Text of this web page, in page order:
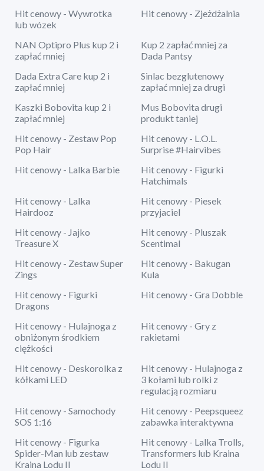
Hit cenowy - Wywrotka
lub wózek
Hit cenowy - Zjeżdżalnia
NAN Optipro Plus kup 2 i
zapłać mniej
Kup 2 zapłać mniej za
Dada Pantsy
Dada Extra Care kup 2 i
zapłać mniej
Sinlac bezglutenowy
zapłać mniej za drugi
Kaszki Bobovita kup 2 i
zapłać mniej
Mus Bobovita drugi
produkt taniej
Hit cenowy - Zestaw Pop
Pop Hair
Hit cenowy - L.O.L.
Surprise #Hairvibes
Hit cenowy - Lalka Barbie
Hit cenowy - Figurki
Hatchimals
Hit cenowy - Lalka
Hairdooz
Hit cenowy - Piesek
przyjaciel
Hit cenowy - Jajko
Treasure X
Hit cenowy - Pluszak
Scentimal
Hit cenowy - Zestaw Super
Zings
Hit cenowy - Bakugan
Kula
Hit cenowy - Figurki
Dragons
Hit cenowy - Gra Dobble
Hit cenowy - Hulajnoga z
obniżonym środkiem
ciężkości
Hit cenowy - Gry z
rakietami
Hit cenowy - Deskorolka z
kółkami LED
Hit cenowy - Hulajnoga z
3 kołami lub rolki z
regulacją rozmiaru
Hit cenowy - Samochody
SOS 1:16
Hit cenowy - Peepsqueez
zabawka interaktywna
Hit cenowy - Figurka
Spider-Man lub zestaw
Kraina Lodu II
Hit cenowy - Lalka Trolls,
Transformers lub Kraina
Lodu II